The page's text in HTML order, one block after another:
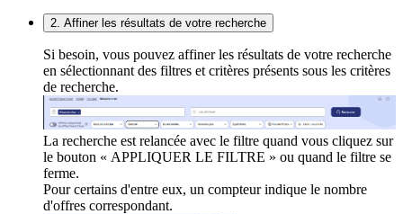
2. Affiner les résultats de votre recherche
Si besoin, vous pouvez affiner les résultats de votre recherche
en sélectionnant des filtres et critères présents sous les critères
de recherche.
La recherche est relancée avec le filtre quand vous cliquez sur
le bouton « APPLIQUER LE FILTRE » ou quand le filtre se
ferme.
Pour certains d'entre eux, un compteur indique le nombre
d'offres correspondant.